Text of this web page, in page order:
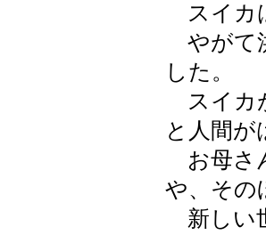
スイカ
やがて
した。
スイカ
と人間が
お母さ
や、その
新しい